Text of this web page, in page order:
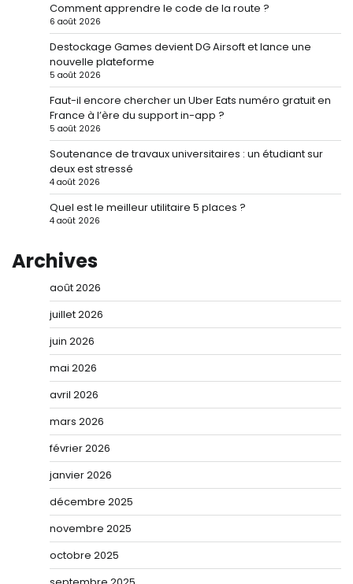
Comment apprendre le code de la route ?
6 août 2026
Destockage Games devient DG Airsoft et lance une
nouvelle plateforme
5 août 2026
Faut-il encore chercher un Uber Eats numéro gratuit en
France à l’ère du support in-app ?
5 août 2026
Soutenance de travaux universitaires : un étudiant sur
deux est stressé
4 août 2026
Quel est le meilleur utilitaire 5 places ?
4 août 2026
Archives
août 2026
juillet 2026
juin 2026
mai 2026
avril 2026
mars 2026
février 2026
janvier 2026
décembre 2025
novembre 2025
octobre 2025